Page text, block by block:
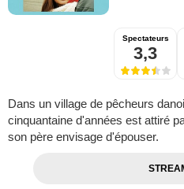
Spectateurs
3,3
Dans un village de pêcheurs
cinquantaine d'années est attiré
son père envisage d'épouser.